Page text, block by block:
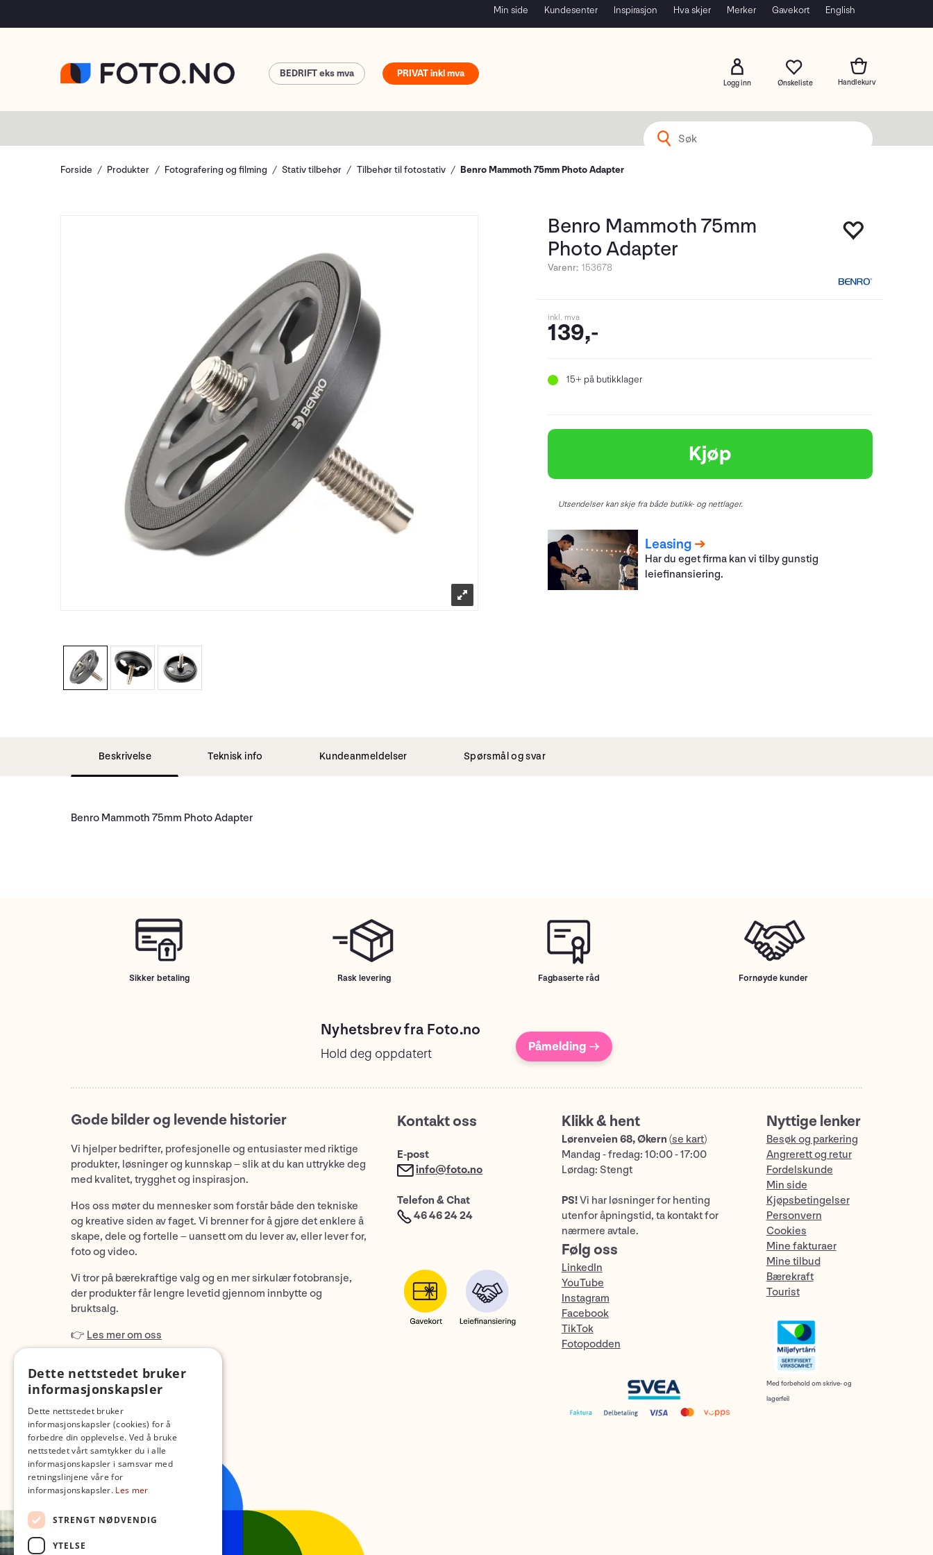
Min side Kundesenter Inspirasjon Hva skjer Merker Gavekort English
Logg inn
PRIVAT
BEDRIFT
Forside Produkter Fotografering og filming Stativ tilbehør Tilbehør til fotostativ Benro Mammoth 75mm Photo Adapter
Benro Mammoth 75mm
Photo Adapter
Varenr: 153678
inkl. mva
139,-
15+ på butikklager
Kjøp
Utsendelser kan skje fra både butikk- og nettlager.
Leasing
Har du eget firma kan vi tilby gunstig
leiefinansiering.
Beskrivelse Teknisk info Kundeanmeldelser Spørsmål og svar
Benro Mammoth 75mm Photo Adapter
Sikker betaling Rask levering Fagbaserte råd Fornøyde kunder
Nyhetsbrev fra Foto.no
Hold deg oppdatert Påmelding →
Gode bilder og levende historier
Vi hjelper bedrifter, profesjonelle og entusiaster med riktige
produkter, løsninger og kunnskap – slik at du kan uttrykke deg
med kvalitet, trygghet og inspirasjon.
Hos oss møter du mennesker som forstår både den tekniske
og kreative siden av faget. Vi brenner for å gjøre det enklere å
skape, dele og fortelle – uansett om du lever av, eller lever for,
foto og video.
Vi tror på bærekraftige valg og en mer sirkulær fotobransje,
der produkter får lengre levetid gjennom innbytte og
bruktsalg.
👉 Les mer om oss
Kontakt oss
E-post
info@foto.no
Telefon & Chat
46 46 24 24
Klikk & hent
Lørenveien 68, Økern (se kart)
Mandag - fredag: 10:00 - 17:00
Lørdag: Stengt
PS!Vi har løsninger for henting
utenfor åpningstid, ta kontakt for
nærmere avtale.
Følg oss
LinkedIn
YouTube
Instagram
Facebook
TikTok
Fotopodden
Nyttige lenker
Besøk og parkering
Angrerett og retur
Fordelskunde
Min side
Kjøpsbetingelser
Personvern
Cookies
Mine fakturaer
Mine tilbud
Bærekraft
Tourist
Med forbehold om skrive- og
lagerfeil
Dette nettstedet bruker
informasjonskapsler
Dette nettstedet bruker
informasjonskapsler (cookies) for å
forbedre din opplevelse. Ved å bruke
nettstedet vårt samtykker du i alle
informasjonskapsler i samsvar med
retningslinjene våre for
informasjonskapsler. Les mer
STRENGT NØDVENDIG
YTELSE